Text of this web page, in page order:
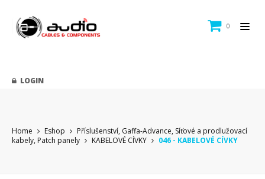
0
LOGIN
Home Eshop
Příslušenství, Gaffa-Advance, Síťové a prodlužovací
kabely, Patch panely
KABELOVÉ CÍVKY 046 - KABELOVÉ CÍVKY